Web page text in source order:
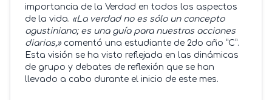
importancia de la Verdad en todos los aspectos
de la vida. «La verdad no es sólo un concepto
agustiniano; es una guía para nuestras acciones
diarias,» comentó una estudiante de 2do año “C”.
Esta visión se ha visto reflejada en las dinámicas
de grupo y debates de reflexión que se han
llevado a cabo durante el inicio de este mes.